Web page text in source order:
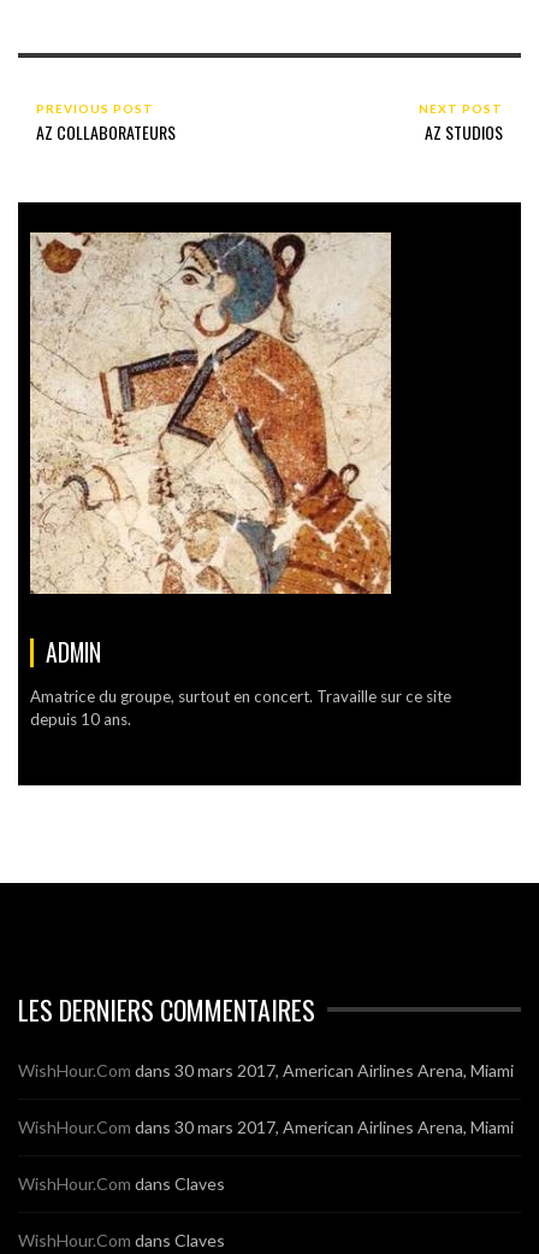
PREVIOUS POST
AZ COLLABORATEURS
NEXT POST
AZ STUDIOS
ADMIN
Amatrice du groupe, surtout en concert. Travaille sur ce site
depuis 10 ans.
LES DERNIERS COMMENTAIRES
WishHour.Com dans 30 mars 2017, American Airlines Arena, Miami
WishHour.Com dans 30 mars 2017, American Airlines Arena, Miami
WishHour.Com dans Claves
WishHour.Com dans Claves